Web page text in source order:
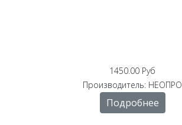
1450.00 Руб
Производитель: НЕОПРО
Подробнее